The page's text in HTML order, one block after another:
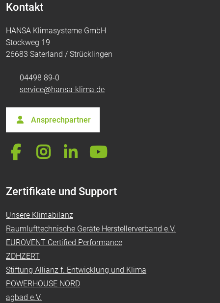
Kontakt
HANSA Klimasysteme GmbH
Stockweg 19
26683 Saterland / Strücklingen
04498 89-0
service@hansa-klima.de
Ansprechpartner
Zertifikate und Support
Unsere Klimabilanz
Raumlufttechnische Geräte Herstellerverband e.V.
EUROVENT Certified Performance
ZDHZERT
Stiftung Allianz f. Entwicklung und Klima
POWERHOUSE NORD
agbad e.V.